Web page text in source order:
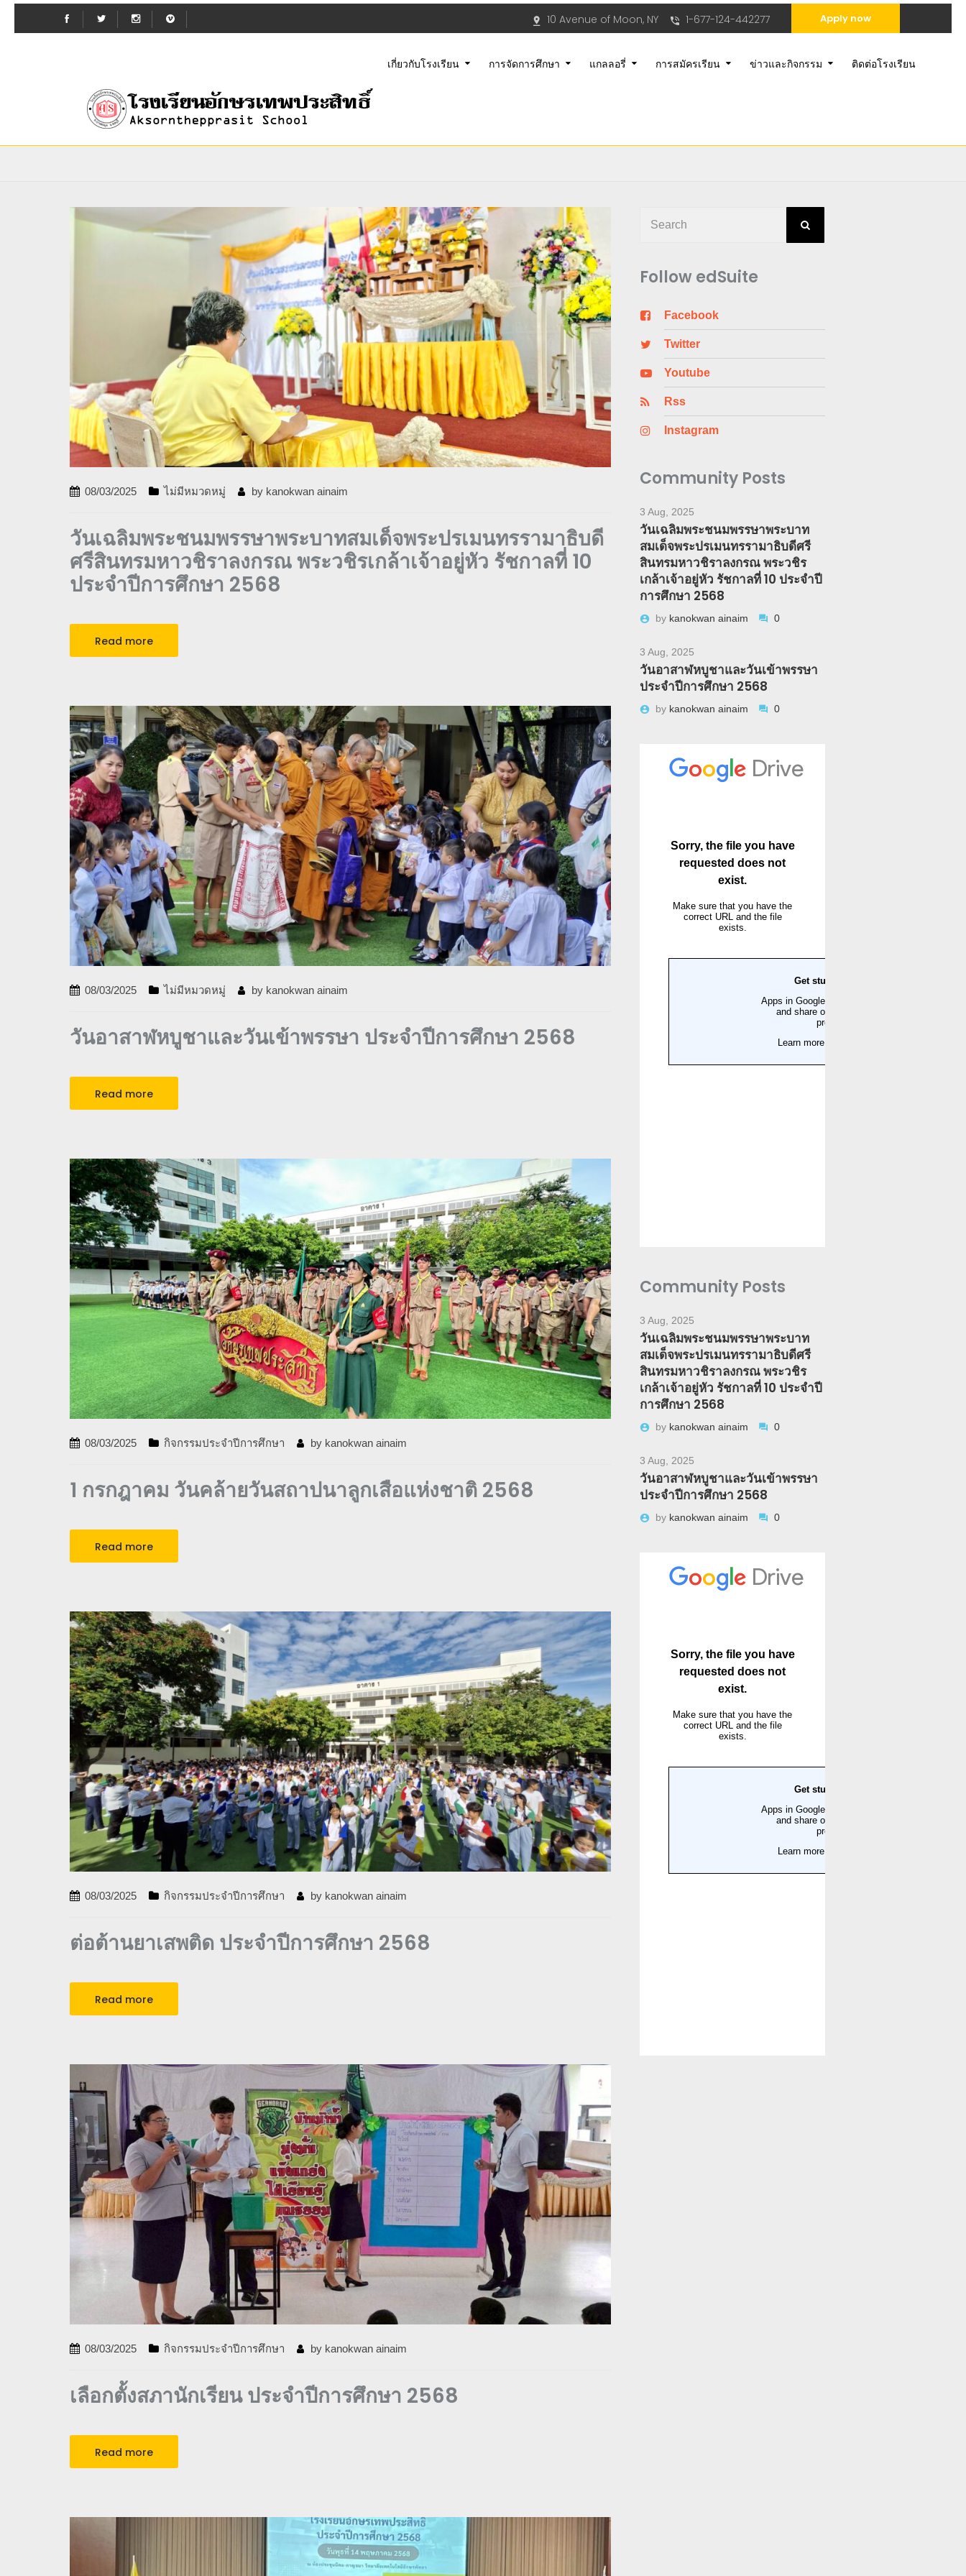
Apply now
1-677-124-442277
10 Avenue of Moon, NY
เกี่ยวกับโรงเรียน การจัดการศึกษา แกลลอรี่ การสมัครเรียน ข่าวและกิจกรรม ติดต่อโรงเรียน
08/03/2025 ไม่มีหมวดหมู่ by kanokwan ainaim
วันเฉลิมพระชนมพรรษาพระบาทสมเด็จพระปรเมนทรรามาธิบดี
ศรีสินทรมหาวชิราลงกรณ พระวชิรเกล้าเจ้าอยู่หัว รัชกาลที่ 10
ประจำปีการศึกษา 2568
Read more
08/03/2025 ไม่มีหมวดหมู่ by kanokwan ainaim
วันอาสาฬหบูชาและวันเข้าพรรษา ประจำปีการศึกษา 2568
Read more
08/03/2025 กิจกรรมประจำปีการศึกษา by kanokwan ainaim
1 กรกฎาคม วันคล้ายวันสถาปนาลูกเสือแห่งชาติ 2568
Read more
08/03/2025 กิจกรรมประจำปีการศึกษา by kanokwan ainaim
ต่อต้านยาเสพติด ประจำปีการศึกษา 2568
Read more
08/03/2025 กิจกรรมประจำปีการศึกษา by kanokwan ainaim
เลือกตั้งสภานักเรียน ประจำปีการศึกษา 2568
Read more
Follow edSuite
Facebook
Twitter
Youtube
Rss
Instagram
Community Posts
3 Aug, 2025
วันเฉลิมพระชนมพรรษาพระบาท
สมเด็จพระปรเมนทรรามาธิบดีศรี
สินทรมหาวชิราลงกรณ พระวชิร
เกล้าเจ้าอยู่หัว รัชกาลที่ 10 ประจำปี
การศึกษา 2568
by kanokwan ainaim 0
3 Aug, 2025
วันอาสาฬหบูชาและวันเข้าพรรษา
ประจำปีการศึกษา 2568
by kanokwan ainaim 0
Community Posts
3 Aug, 2025
วันเฉลิมพระชนมพรรษาพระบาท
สมเด็จพระปรเมนทรรามาธิบดีศรี
สินทรมหาวชิราลงกรณ พระวชิร
เกล้าเจ้าอยู่หัว รัชกาลที่ 10 ประจำปี
การศึกษา 2568
by kanokwan ainaim 0
3 Aug, 2025
วันอาสาฬหบูชาและวันเข้าพรรษา
ประจำปีการศึกษา 2568
by kanokwan ainaim 0